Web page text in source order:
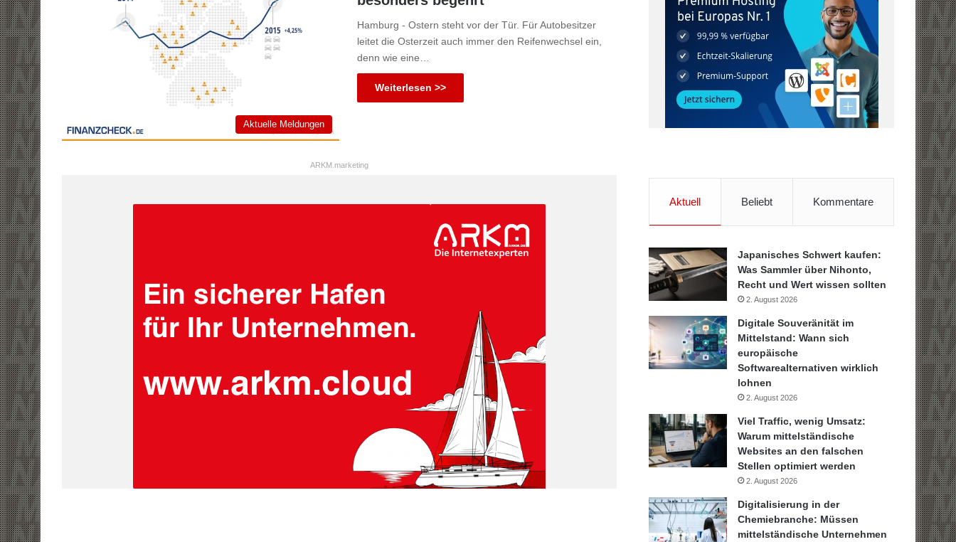
Aktuelle Meldungen
Hamburg - Ostern steht vor der Tür. Für Autobesitzer
leitet die Osterzeit auch immer den Reifenwechsel ein,
denn wie eine…
Weiterlesen >>
ARKM.marketing
Aktuell Beliebt Kommentare
Japanisches Schwert kaufen:
Was Sammler über Nihonto,
Recht und Wert wissen sollten
2. August 2026
Digitale Souveränität im
Mittelstand: Wann sich
europäische
Softwarealternativen wirklich
lohnen
2. August 2026
Viel Traffic, wenig Umsatz:
Warum mittelständische
Websites an den falschen
Stellen optimiert werden
2. August 2026
Digitalisierung in der
Chemiebranche: Müssen
mittelständische Unternehmen